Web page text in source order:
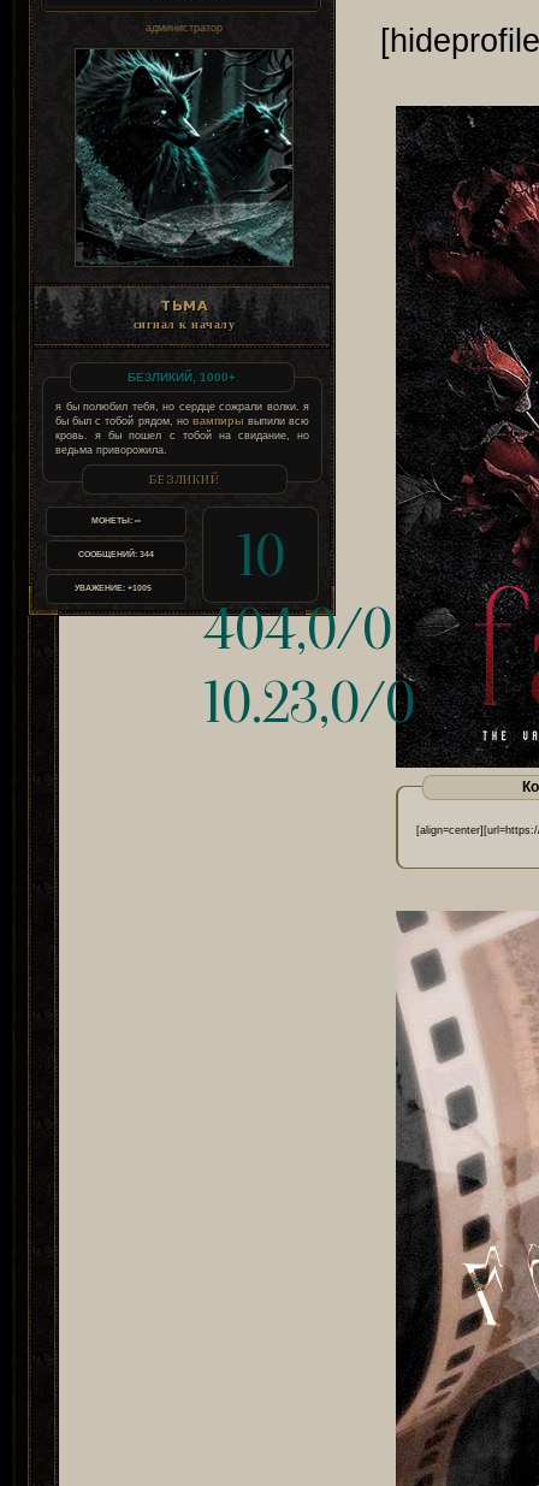
администратор
ТЬМА
сигнал к началу
БЕЗЛИКИЙ, 1000+
я бы полюбил тебя, но сердце сожрали волки. я
бы был с тобой рядом, но вампиры выпили всю
кровь. я бы пошел с тобой на свидание, но
ведьма приворожила.
БЕЗЛИКИЙ
МОНЕТЫ: ∞
СООБЩЕНИЙ: 344
УВАЖЕНИЕ: +1005
10
404,0/0
10.23,0/0